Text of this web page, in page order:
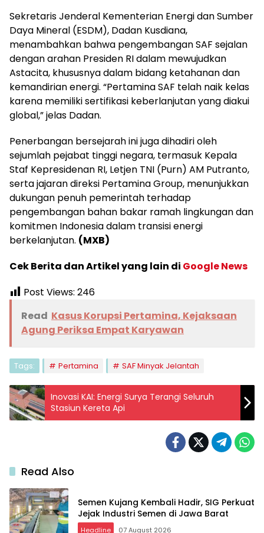
Sekretaris Jenderal Kementerian Energi dan Sumber
Daya Mineral (ESDM), Dadan Kusdiana,
menambahkan bahwa pengembangan SAF sejalan
dengan arahan Presiden RI dalam mewujudkan
Astacita, khususnya dalam bidang ketahanan dan
kemandirian energi. “Pertamina SAF telah naik kelas
karena memiliki sertifikasi keberlanjutan yang diakui
global,” jelas Dadan.
Penerbangan bersejarah ini juga dihadiri oleh
sejumlah pejabat tinggi negara, termasuk Kepala
Staf Kepresidenan RI, Letjen TNI (Purn) AM Putranto,
serta jajaran direksi Pertamina Group, menunjukkan
dukungan penuh pemerintah terhadap
pengembangan bahan bakar ramah lingkungan dan
komitmen Indonesia dalam transisi energi
berkelanjutan. (MXB)
Cek Berita dan Artikel yang lain di Google News
Post Views: 246
Read Kasus Korupsi Pertamina, Kejaksaan
Agung Periksa Empat Karyawan
Tags: Pertamina SAF Minyak Jelantah
Inovasi KAI: Energi Surya Terangi Seluruh
Stasiun Kereta Api
Read Also
Semen Kujang Kembali Hadir, SIG Perkuat
Jejak Industri Semen di Jawa Barat
Headline 07 August 2026